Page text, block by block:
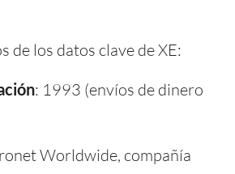
de los datos clave de XE:
: 1993 (envíos de dinero
Worldwide, compañía